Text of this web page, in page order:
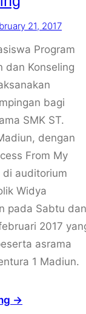
21, 2017
Program
dan Konseling
bagi
SMK ST.
dengan
From My
di auditorium
Widya
pada Sabtu dan
2017
asrama
1 Madiun.
→